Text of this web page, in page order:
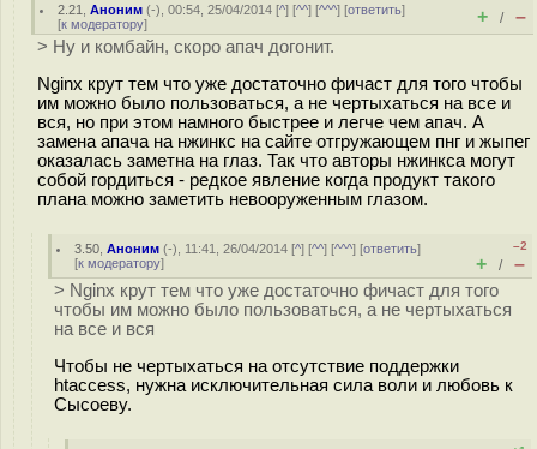
2.21 ,Аноним (-), 00:54, 25/04/2014 [^] [^^] [^^^] [ответить]
[к модератору] + / –
> Ну и комбайн, скоро апач догонит.
Nginx крут тем что уже достаточно фичаст для того чтобы
им можно было пользоваться, а не чертыхаться на все и
вся, но при этом намного быстрее и легче чем апач. А
замена апача на нжинкс на сайте отгружающем пнг и жыпег
оказалась заметна на глаз. Так что авторы нжинкса могут
собой гордиться - редкое явление когда продукт такого
плана можно заметить невооруженным глазом.
3.50 ,Аноним (-), 11:41, 26/04/2014 [^] [^^] [^^^] [ответить]
[к модератору]
–2
+ / –
> Nginx крут тем что уже достаточно фичаст для того
чтобы им можно было пользоваться, а не чертыхаться
на все и вся
Чтобы не чертыхаться на отсутствие поддержки
htaccess, нужна исключительная сила воли и любовь к
Сысоеву.